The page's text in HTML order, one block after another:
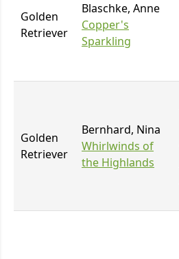
Golden
Retriever
Blaschke, Anne
Copper's
Sparkling
Golden
Retriever
Bernhard, Nina
Whirlwinds of
the Highlands